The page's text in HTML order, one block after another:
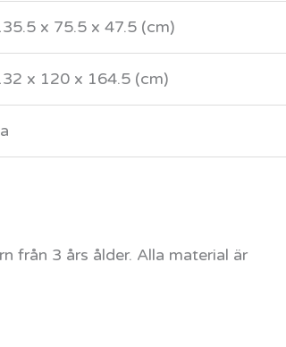
x 75.5 x 47.5 (cm)
x 120 x 164.5 (cm)
från 3 års ålder. Alla material är